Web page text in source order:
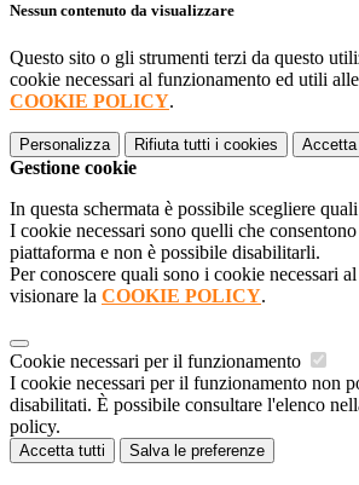
Nessun contenuto da visualizzare
Questo sito o gli strumenti terzi da questo
cookie necessari al funzionamento ed utili
COOKIE POLICY.
Personalizza Rifiuta tutti i cookies
Gestione cookie
In questa schermata è possibile scegliere
I cookie necessari sono quelli che
piattaforma e non è possibile disabilitarli.
Per conoscere quali sono i cookie necessari
visionare la COOKIE POLICY.
Cookie necessari per il funzionamento
I cookie necessari per il funzionamento non
disabilitati. È possibile consultare l'elenco
policy.
Accetta tutti Salva le preferenze